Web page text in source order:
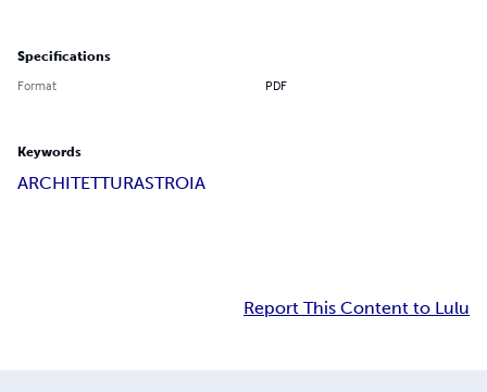
Specifications
Format PDF
Keywords
ARCHITETTURASTROIA
Report This Content to Lulu